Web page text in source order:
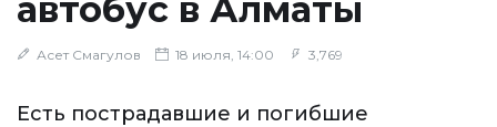
автобус в Алматы
Асет Смагулов 18 июля, 14:00 3,769
Есть пострадавшие и погибшие